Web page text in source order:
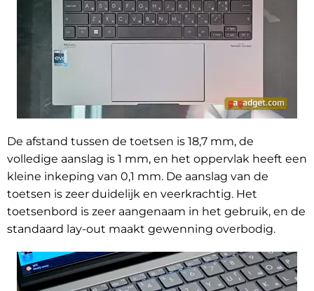
De afstand tussen de toetsen is 18,7 mm, de
volledige aanslag is 1 mm, en het oppervlak heeft een
kleine inkeping van 0,1 mm. De aanslag van de
toetsen is zeer duidelijk en veerkrachtig. Het
toetsenbord is zeer aangenaam in het gebruik, en de
standaard lay-out maakt gewenning overbodig.